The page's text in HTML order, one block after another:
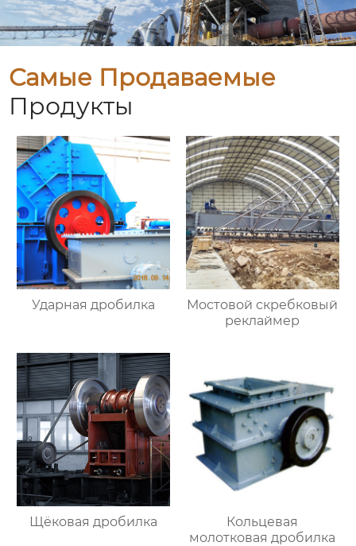
Самые Продаваемые
Продукты
Ударная дробилка
Мостовой скребковый
реклаймер
Щёковая дробилка
Кольцевая
молотковая дробилка